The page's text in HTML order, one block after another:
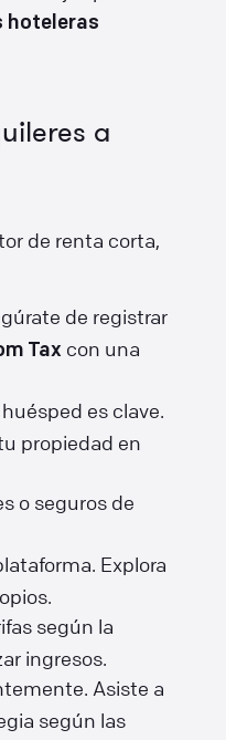
hoteleras
a
de renta corta,
de registrar
Tax con una
es clave.
propiedad en
o seguros de
Explora
según la
ingresos.
Asiste a
según las